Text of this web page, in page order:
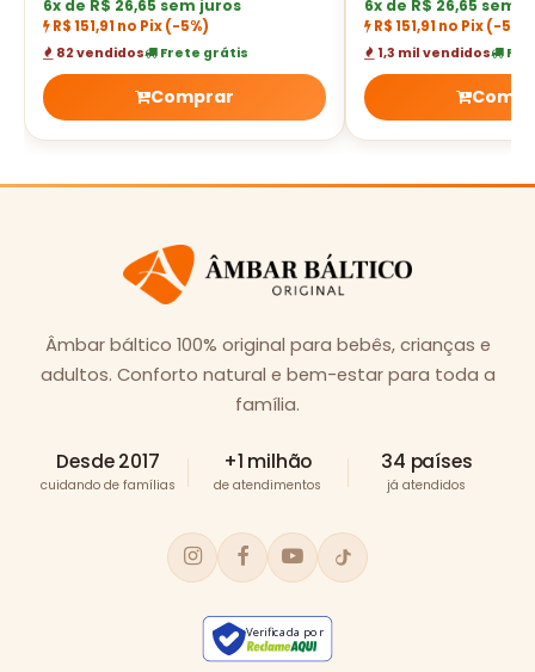
6x de R$ 26,65 sem juros
R$ 151,91 no Pix(-5%)
82 vendidos Frete grátis
Comprar
6x de R$ 26,65 sem
R$ 151,91 no Pix(-5%)
1,3 mil vendidos
Âmbar báltico 100% original para bebês, crianças e
adultos. Conforto natural e bem-estar para toda a
família.
Desde 2017
cuidando de famílias
+1 milhão
de atendimentos
34 países
já atendidos
Verificada por